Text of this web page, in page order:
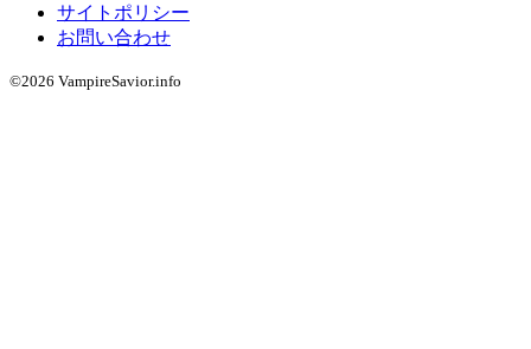
サイトポリシー
お問い合わせ
©2026 VampireSavior.info